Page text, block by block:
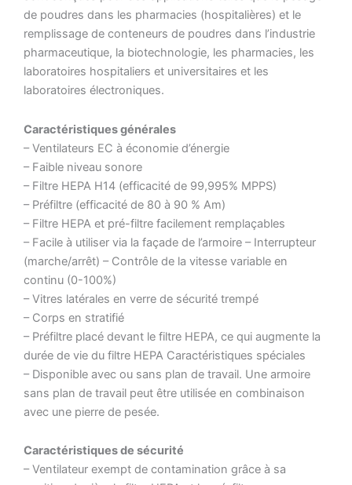
de poudres dans les pharmacies (hospitalières) et le
remplissage de conteneurs de poudres dans l’industrie
pharmaceutique, la biotechnologie, les pharmacies, les
laboratoires hospitaliers et universitaires et les
laboratoires électroniques.
Caractéristiques générales
– Ventilateurs EC à économie d’énergie
– Faible niveau sonore
– Filtre HEPA H14 (efficacité de 99,995% MPPS)
– Préfiltre (efficacité de 80 à 90 % Am)
– Filtre HEPA et pré-filtre facilement remplaçables
– Facile à utiliser via la façade de l’armoire – Interrupteur
(marche/arrêt) – Contrôle de la vitesse variable en
continu (0-100%)
– Vitres latérales en verre de sécurité trempé
– Corps en stratifié
– Préfiltre placé devant le filtre HEPA, ce qui augmente la
durée de vie du filtre HEPA Caractéristiques spéciales
– Disponible avec ou sans plan de travail. Une armoire
sans plan de travail peut être utilisée en combinaison
avec une pierre de pesée.
Caractéristiques de sécurité
– Ventilateur exempt de contamination grâce à sa